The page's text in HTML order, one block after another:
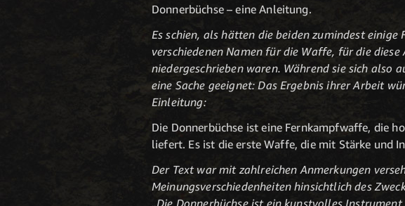
Donnerbüchse – eine Anleitung.
Es schien, als hätten die beiden zumindest
verschiedenen Namen für die Waffe, für die
niedergeschrieben waren. Während sie sich also
eine Sache geeignet: Das Ergebnis ihrer Arbeit
Einleitung:
Die Donnerbüchse ist eine Fernkampfwaffe, die
liefert. Es ist die erste Waffe, die mit Stärke und
Der Text war mit zahlreichen Anmerkungen
Meinungsverschiedenheiten hinsichtlich des
„Die Donnerbüchse ist ein kunstvolles